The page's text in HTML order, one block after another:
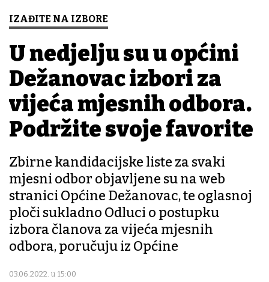
IZAĐITE NA IZBORE
U nedjelju su u općini
Dežanovac izbori za
vijeća mjesnih odbora.
Podržite svoje favorite
Zbirne kandidacijske liste za svaki
mjesni odbor objavljene su na web
stranici Općine Dežanovac, te oglasnoj
ploči sukladno Odluci o postupku
izbora članova za vijeća mjesnih
odbora, poručuju iz Općine
03.06.2022. u 15:00